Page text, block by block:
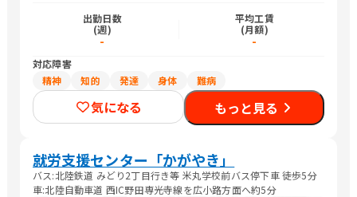
出勤日数
(週)
-
平均工賃
(月額)
-
対応障害
精神
知的 発達 身体 難病
気になる もっと見る
就労支援センター「かがやき」
バス:北陸鉄道 みどり2丁目行き等 米丸学校前バス停下車 徒歩5分
車:北陸自動車道 西IC野田専光寺線を広小路方面へ約5分